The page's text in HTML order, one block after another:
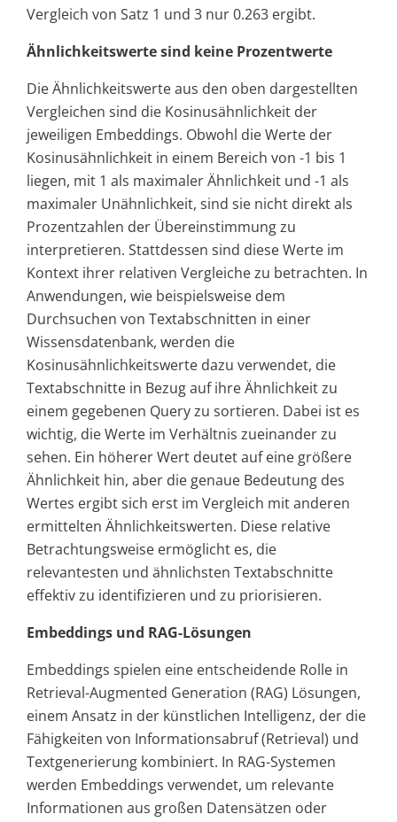
Vergleich von Satz 1 und 3 nur 0.263 ergibt.
Ähnlichkeitswerte sind keine Prozentwerte
Die Ähnlichkeitswerte aus den oben dargestellten
Vergleichen sind die Kosinusähnlichkeit der
jeweiligen Embeddings. Obwohl die Werte der
Kosinusähnlichkeit in einem Bereich von -1 bis 1
liegen, mit 1 als maximaler Ähnlichkeit und -1 als
maximaler Unähnlichkeit, sind sie nicht direkt als
Prozentzahlen der Übereinstimmung zu
interpretieren. Stattdessen sind diese Werte im
Kontext ihrer relativen Vergleiche zu betrachten. In
Anwendungen, wie beispielsweise dem
Durchsuchen von Textabschnitten in einer
Wissensdatenbank, werden die
Kosinusähnlichkeitswerte dazu verwendet, die
Textabschnitte in Bezug auf ihre Ähnlichkeit zu
einem gegebenen Query zu sortieren. Dabei ist es
wichtig, die Werte im Verhältnis zueinander zu
sehen. Ein höherer Wert deutet auf eine größere
Ähnlichkeit hin, aber die genaue Bedeutung des
Wertes ergibt sich erst im Vergleich mit anderen
ermittelten Ähnlichkeitswerten. Diese relative
Betrachtungsweise ermöglicht es, die
relevantesten und ähnlichsten Textabschnitte
effektiv zu identifizieren und zu priorisieren.
Embeddings und RAG-Lösungen
Embeddings spielen eine entscheidende Rolle in
Retrieval-Augmented Generation (RAG) Lösungen,
einem Ansatz in der künstlichen Intelligenz, der die
Fähigkeiten von Informationsabruf (Retrieval) und
Textgenerierung kombiniert. In RAG-Systemen
werden Embeddings verwendet, um relevante
Informationen aus großen Datensätzen oder